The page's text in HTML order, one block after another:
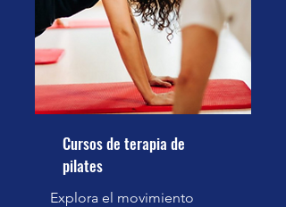
Cursos de terapia de
pilates
Explora el movimiento